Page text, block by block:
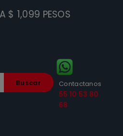
$ 1,099 PESOS
Buscar Contactanos
55 10 53 80
68